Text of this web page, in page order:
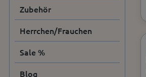
Zubehör
Herrchen/Frauchen
Sale %
Blog